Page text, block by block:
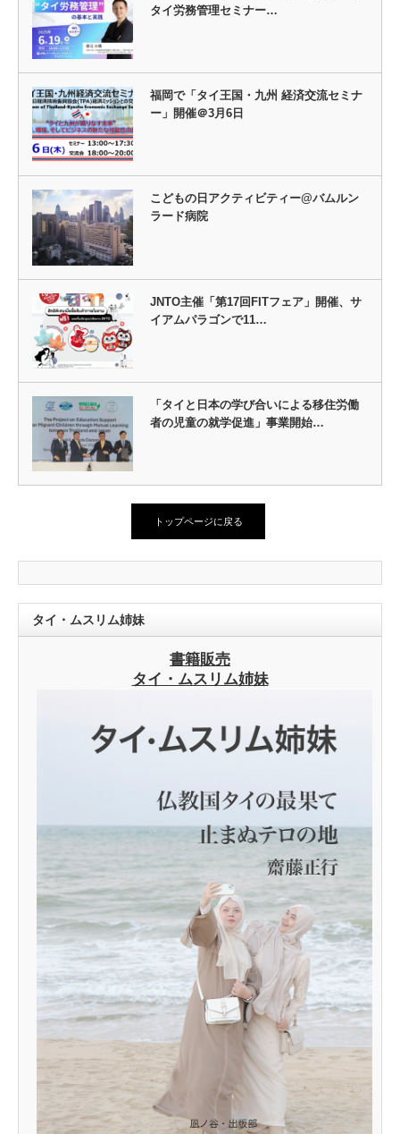
タイ労務管理セミナー…
福岡で「タイ王国・九州 経済交流セミナ
ー」開催＠3月6日
こどもの日アクティビティー@バムルン
ラード病院
JNTO主催「第17回FITフェア」開催、サ
イアムパラゴンで11…
「タイと日本の学び合いによる移住労働
者の児童の就学促進」事業開始…
トップページに戻る
タイ・ムスリム姉妹
書籍販売
タイ・ムスリム姉妹